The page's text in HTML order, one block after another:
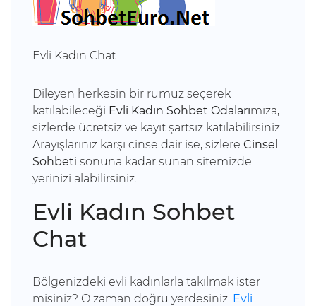
Evli Kadın Chat
Dileyen herkesin bir rumuz seçerek
katılabileceği Evli Kadın Sohbet Odalarımıza,
sizlerde ücretsiz ve kayıt şartsız katılabilirsiniz.
Arayışlarınız karşı cinse dair ise, sizlere Cinsel
Sohbeti sonuna kadar sunan sitemizde
yerinizi alabilirsiniz.
Evli Kadın Sohbet
Chat
Bölgenizdeki evli kadınlarla takılmak ister
misiniz? O zaman doğru yerdesiniz. Evli